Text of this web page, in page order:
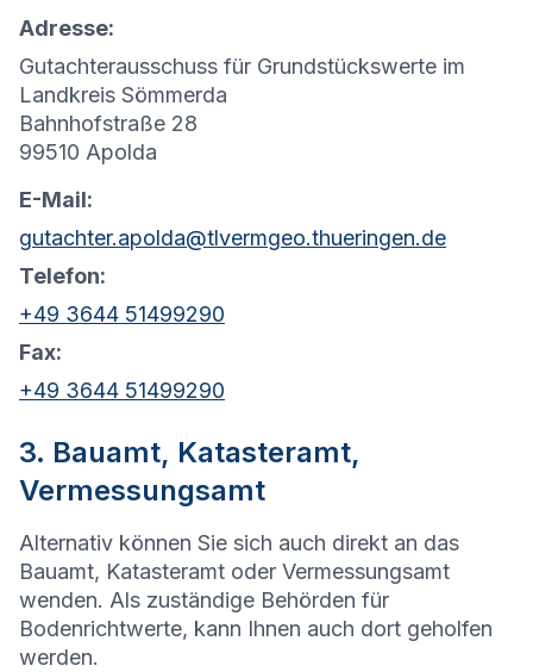
Adresse:
Gutachterausschuss für Grundstückswerte im
Landkreis Sömmerda
Bahnhofstraße 28
99510 Apolda
E-Mail:
gutachter.apolda@tlvermgeo.thueringen.de
Telefon:
+49 3644 51499290
Fax:
+49 3644 51499290
3. Bauamt, Katasteramt,
Vermessungsamt
Alternativ können Sie sich auch direkt an das
Bauamt, Katasteramt oder Vermessungsamt
wenden. Als zuständige Behörden für
Bodenrichtwerte, kann Ihnen auch dort geholfen
werden.